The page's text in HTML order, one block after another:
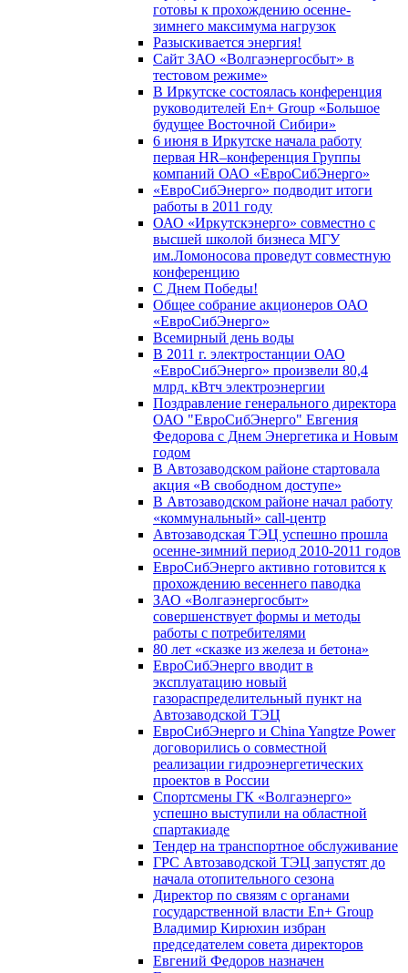
готовы к прохождению осенне-
зимнего максимума нагрузок
Разыскивается энергия!
Сайт ЗАО «Волгаэнергосбыт» в
тестовом режиме»
В Иркутске состоялась конференция
руководителей En+ Group «Большое
будущее Восточной Сибири»
6 июня в Иркутске начала работу
первая HR–конференция Группы
компаний ОАО «ЕвроСибЭнерго»
«ЕвроСибЭнерго» подводит итоги
работы в 2011 году
ОАО «Иркутскэнерго» совместно с
высшей школой бизнеса МГУ
им.Ломоносова проведут совместную
конференцию
С Днем Победы!
Общее собрание акционеров ОАО
«ЕвроСибЭнерго»
Всемирный день воды
В 2011 г. электростанции ОАО
«ЕвроСибЭнерго» произвели 80,4
млрд. кВтч электроэнергии
Поздравление генерального директора
ОАО "ЕвроСибЭнерго" Евгения
Федорова с Днем Энергетика и Новым
годом
В Автозаводском районе стартовала
акция «В свободном доступе»
В Автозаводском районе начал работу
«коммунальный» call-центр
Автозаводская ТЭЦ успешно прошла
осенне-зимний период 2010-2011 годов
ЕвроСибЭнерго активно готовится к
прохождению весеннего паводка
ЗАО «Волгаэнергосбыт»
совершенствует формы и методы
работы с потребителями
80 лет «сказке из железа и бетона»
ЕвроСибЭнерго вводит в
эксплуатацию новый
газораспределительный пункт на
Автозаводской ТЭЦ
ЕвроСибЭнерго и China Yangtze Power
договорились о совместной
реализации гидроэнергетических
проектов в России
Спортсмены ГК «Волгаэнерго»
успешно выступили на областной
спартакиаде
Тендер на транспортное обслуживание
ГРС Автозаводской ТЭЦ запустят до
начала отопительного сезона
Директор по связям с органами
государственной власти En+ Group
Владимир Кирюхин избран
председателем совета директоров
Евгений Федоров назначен